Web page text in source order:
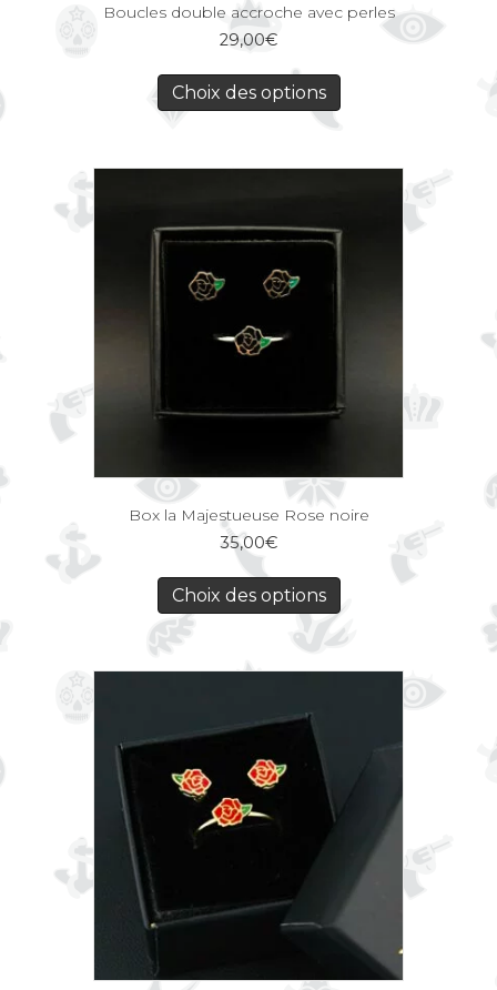
Boucles double accroche avec perles
29,00€
Choix des options
Box la Majestueuse Rose noire
35,00€
Choix des options